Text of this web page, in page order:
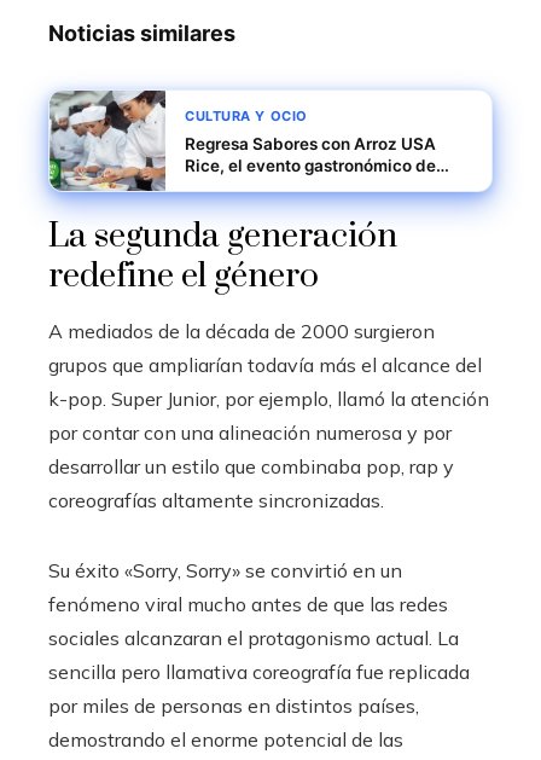
Noticias similares
CULTURA Y OCIO
Regresa Sabores con Arroz USA
Rice, el evento gastronómico de
Centroamérica
La segunda generación
redefine el género
A mediados de la década de 2000 surgieron
grupos que ampliarían todavía más el alcance del
k-pop. Super Junior, por ejemplo, llamó la atención
por contar con una alineación numerosa y por
desarrollar un estilo que combinaba pop, rap y
coreografías altamente sincronizadas.
Su éxito «Sorry, Sorry» se convirtió en un
fenómeno viral mucho antes de que las redes
sociales alcanzaran el protagonismo actual. La
sencilla pero llamativa coreografía fue replicada
por miles de personas en distintos países,
demostrando el enorme potencial de las